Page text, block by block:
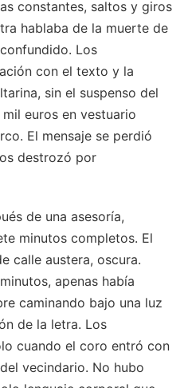
constantes, saltos y giros
hablaba de la muerte de
Los
con el texto y la
sin el suspenso del
euros en vestuario
El mensaje se perdió
destrozó por
de una asesoría,
minutos completos. El
calle austera, oscura.
apenas había
caminando bajo una luz
de la letra. Los
cuando el coro entró con
vecindario. No hubo